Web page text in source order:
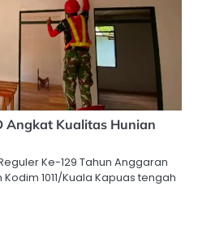
Angkat Kualitas Hunian
Ke-129 Tahun Anggaran
1011/Kuala Kapuas tengah